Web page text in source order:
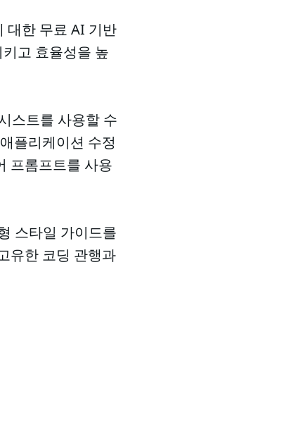
대한 무료 AI 기반
고 효율성을 높
스트를 사용할 수
플리케이션 수정
프롬프트를 사용
스타일 가이드를
유한 코딩 관행과